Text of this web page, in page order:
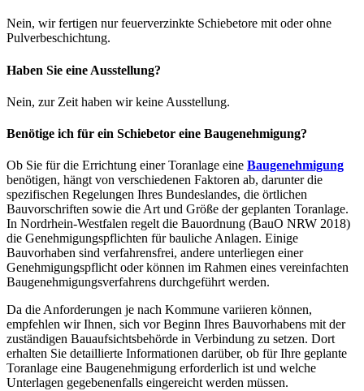
Nein, wir fertigen nur feuerverzinkte Schiebetore mit oder ohne
Pulverbeschichtung.
Haben Sie eine Ausstellung?
Nein, zur Zeit haben wir keine Ausstellung.
Benötige ich für ein Schiebetor eine Baugenehmigung?
Ob Sie für die Errichtung einer Toranlage eine Baugenehmigung
benötigen, hängt von verschiedenen Faktoren ab, darunter die
spezifischen Regelungen Ihres Bundeslandes, die örtlichen
Bauvorschriften sowie die Art und Größe der geplanten Toranlage.
In Nordrhein-Westfalen regelt die Bauordnung (BauO NRW 2018)
die Genehmigungspflichten für bauliche Anlagen. Einige
Bauvorhaben sind verfahrensfrei, andere unterliegen einer
Genehmigungspflicht oder können im Rahmen eines vereinfachten
Baugenehmigungsverfahrens durchgeführt werden.
Da die Anforderungen je nach Kommune variieren können,
empfehlen wir Ihnen, sich vor Beginn Ihres Bauvorhabens mit der
zuständigen Bauaufsichtsbehörde in Verbindung zu setzen. Dort
erhalten Sie detaillierte Informationen darüber, ob für Ihre geplante
Toranlage eine Baugenehmigung erforderlich ist und welche
Unterlagen gegebenenfalls eingereicht werden müssen.